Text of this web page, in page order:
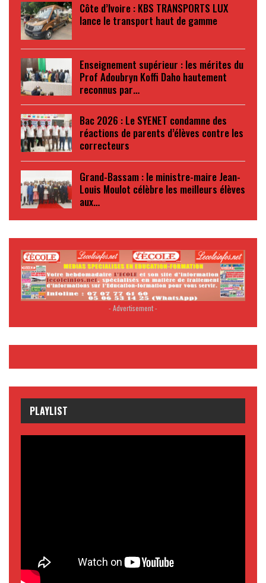
Côte d’Ivoire : KBS TRANSPORTS LUX
lance le transport haut de gamme
Enseignement supérieur : les mérites du
Prof Adoubryn Koffi Daho hautement
reconnus par…
Bac 2026 : Le SYENET condamne des
réactions de parents d’élèves contre les
correcteurs
Grand-Bassam : le ministre-maire Jean-
Louis Moulot célèbre les meilleurs élèves
aux…
- Advertisement -
PLAYLIST